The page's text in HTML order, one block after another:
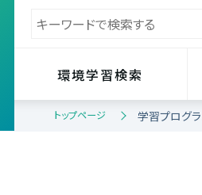
環境学習検索
トップページ 学習プログ